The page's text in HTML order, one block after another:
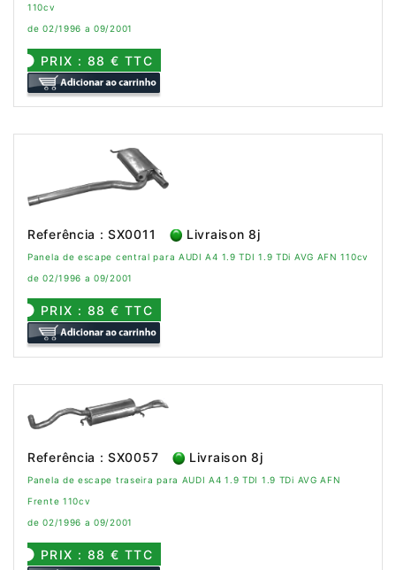
110cv
de 02/1996 a 09/2001
PRIX : 88 € TTC
Referência : SX0011 Livraison 8j
Panela de escape central para AUDI A4 1.9 TDI 1.9 TDi AVG AFN 110cv
de 02/1996 a 09/2001
PRIX : 88 € TTC
Referência : SX0057 Livraison 8j
Panela de escape traseira para AUDI A4 1.9 TDI 1.9 TDi AVG AFN
Frente 110cv
de 02/1996 a 09/2001
PRIX : 88 € TTC